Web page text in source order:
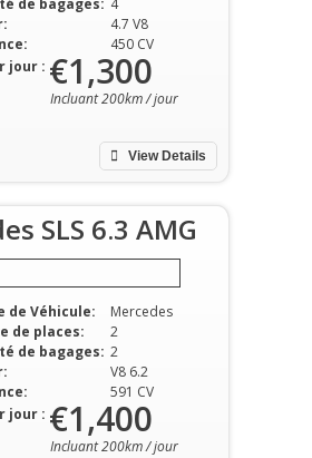
de bagages: 4
4.7 V8
450 CV
View Details
jour : €1,300
Incluant 200km / jour
SLS 6.3 AMG
de Véhicule:
Mercedes
de places:
2
de bagages: 2
V8 6.2
591 CV
jour : €1,400
Incluant 200km / jour